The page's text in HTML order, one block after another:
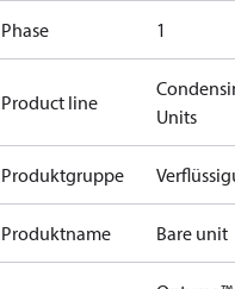
Phase 1
Product line
Units
Produktgruppe
Produktname Bare unit